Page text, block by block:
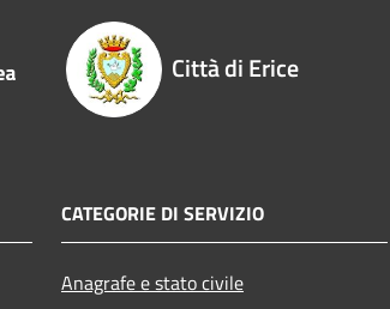
Città di Erice
CATEGORIE DI SERVIZIO
Anagrafe e stato civile